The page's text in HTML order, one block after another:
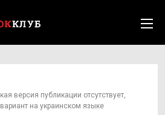
версия публикации отсутствует,
на украинском языке